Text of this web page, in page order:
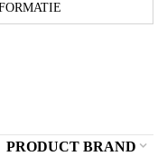
PRODUCT BRAND